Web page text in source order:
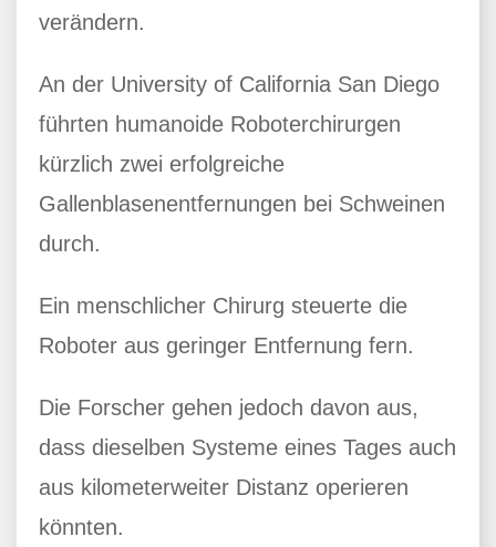
verändern.
An der University of California San Diego
führten humanoide Roboterchirurgen
kürzlich zwei erfolgreiche
Gallenblasenentfernungen bei Schweinen
durch.
Ein menschlicher Chirurg steuerte die
Roboter aus geringer Entfernung fern.
Die Forscher gehen jedoch davon aus,
dass dieselben Systeme eines Tages auch
aus kilometerweiter Distanz operieren
könnten.